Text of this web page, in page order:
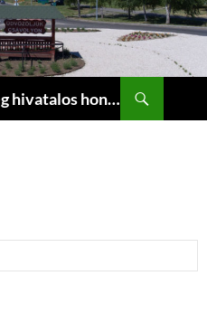
Köszöntjük Csávoly Község hivatalos honlapján.